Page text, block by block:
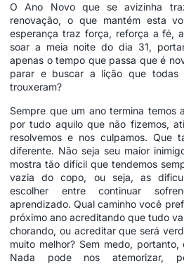
O Ano Novo que se avizinha
renovação, o que mantém esta
esperança traz força, reforça a fé,
soar a meia noite do dia 31,
apenas o tempo que passa que é
parar e buscar a lição que todas
trouxeram?
Sempre que um ano termina temos
por tudo aquilo que não fizemos,
resolvemos e nos culpamos. Que
diferente. Não seja seu maior
mostra tão difícil que tendemos
vazia do copo, ou seja, as
escolher entre continuar
aprendizado. Qual caminho você
próximo ano acreditando que tudo
chorando, ou acreditar que será
muito melhor? Sem medo,
Nada pode nos atemorizar,